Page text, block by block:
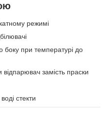
режимі
боку при температурі до
замість праски
стекти